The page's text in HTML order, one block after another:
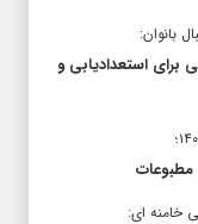
بانوان:
برای استعدادیابی و
خامنه ای: